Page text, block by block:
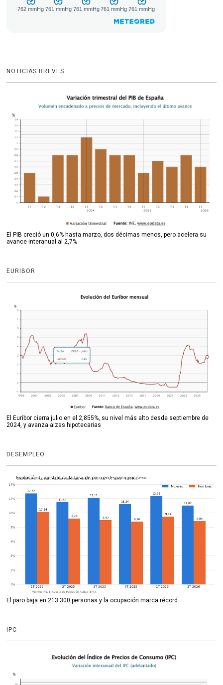
NOTICIAS BREVES
El PIB creció un 0,6% hasta marzo, dos décimas menos, pero acelera su
avance interanual al 2,7%
EURIBOR
El Euríbor cierra julio en el 2,855%, su nivel más alto desde septiembre de
2024, y avanza alzas hipotecarias
DESEMPLEO
El paro baja en 213.300 personas y la ocupación marca récord
IPC